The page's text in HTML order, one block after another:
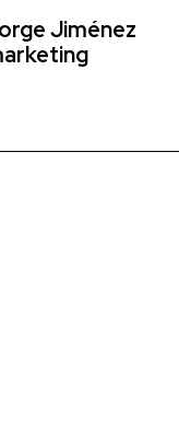
Jiménez